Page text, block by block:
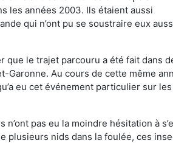
les années 2003. Ils étaient aussi
qui n’ont pu se soustraire eux
que le trajet parcouru a été fait dans
Au cours de cette même
eu cet événement particulier sur les
pas eu la moindre hésitation à
plusieurs nids dans la foulée, ces